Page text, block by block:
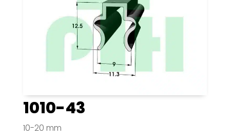
1010-43
10-20 mm